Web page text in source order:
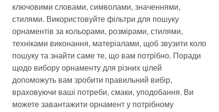
ключовими словами, символами, значеннями,
стилями. Використовуйте фільтри для пошуку
орнаментів за кольорами, розмірами, стилями,
техніками виконання, матеріалами, щоб звузити коло
пошуку та знайти саме те, що вам потрібно. Поради
щодо вибору орнаменту для різних цілей
допоможуть вам зробити правильний вибір,
враховуючи ваші потреби, смаки, уподобання. Ви
можете завантажити орнамент у потрібному